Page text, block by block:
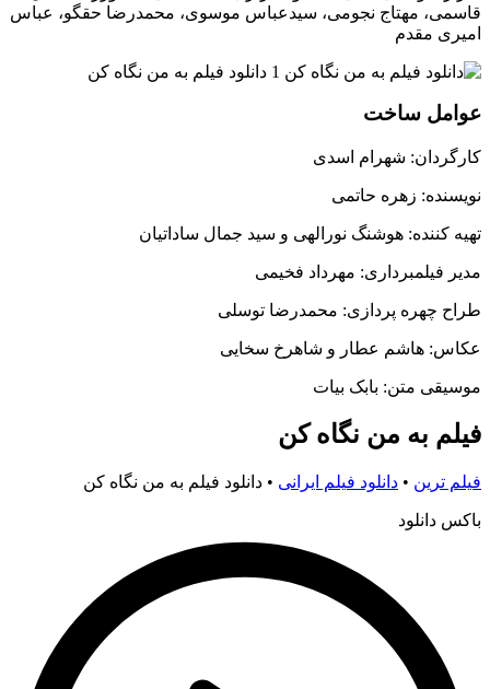
قاسمی، مهتاج نجومی، سیدعباس موسوی، محمدرضا حقگو، عباس
امیری مقدم
عوامل ساخت
کارگردان: شهرام اسدی
نویسنده: زهره حاتمی
تهیه کننده: هوشنگ نورالهی و سید جمال ساداتیان
مدیر فیلمبرداری: مهرداد فخیمی
طراح چهره پردازی: محمدرضا توسلی
عکاس: هاشم عطار و شاهرخ سخایی
موسیقی متن: بابک بیات
فیلم به من نگاه کن
فیلم ترین • دانلود فیلم ایرانی • دانلود فیلم به من نگاه کن
باکس دانلود